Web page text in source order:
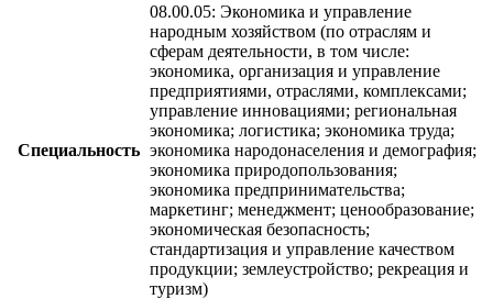
Специальность
08.00.05: Экономика и управление
народным хозяйством (по отраслям и
сферам деятельности, в том числе:
экономика, организация и управление
предприятиями, отраслями, комплексами;
управление инновациями; региональная
экономика; логистика; экономика труда;
экономика народонаселения и демография;
экономика природопользования;
экономика предпринимательства;
маркетинг; менеджмент; ценообразование;
экономическая безопасность;
стандартизация и управление качеством
продукции; землеустройство; рекреация и
туризм)